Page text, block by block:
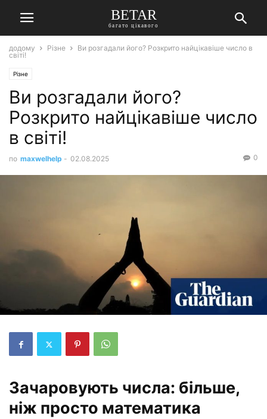
BETAR
багато цікавого
додому Різне
Ви розгадали його? Розкрито найцікавіше число в
світі!
Різне
Ви розгадали його?
Розкрито найцікавіше число
в світі!
по maxwelhelp - 02.08.2025 0
Зачаровують числа: більше,
ніж просто математика